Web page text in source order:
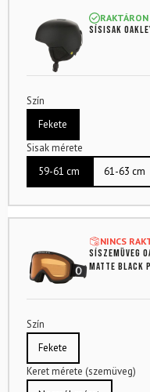
RAKTÁRON
Sísisak
Szín
Fekete
Sisak mérete
59-61 cm
61-63 cm
NINCS
Síszemüveg
Matte Black
Szín
Fekete
Keret mérete (szemüveg)